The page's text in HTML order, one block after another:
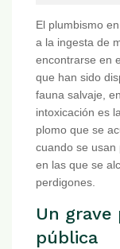
El plumbismo
a la ingesta de
encontrarse en
que han sido
fauna salvaje,
intoxicación es
plomo que se
cuando se usan
en las que se
perdigones.
Un grave
pública